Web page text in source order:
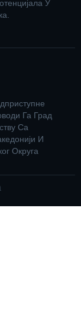
У
Га Град
Са
И
Округа